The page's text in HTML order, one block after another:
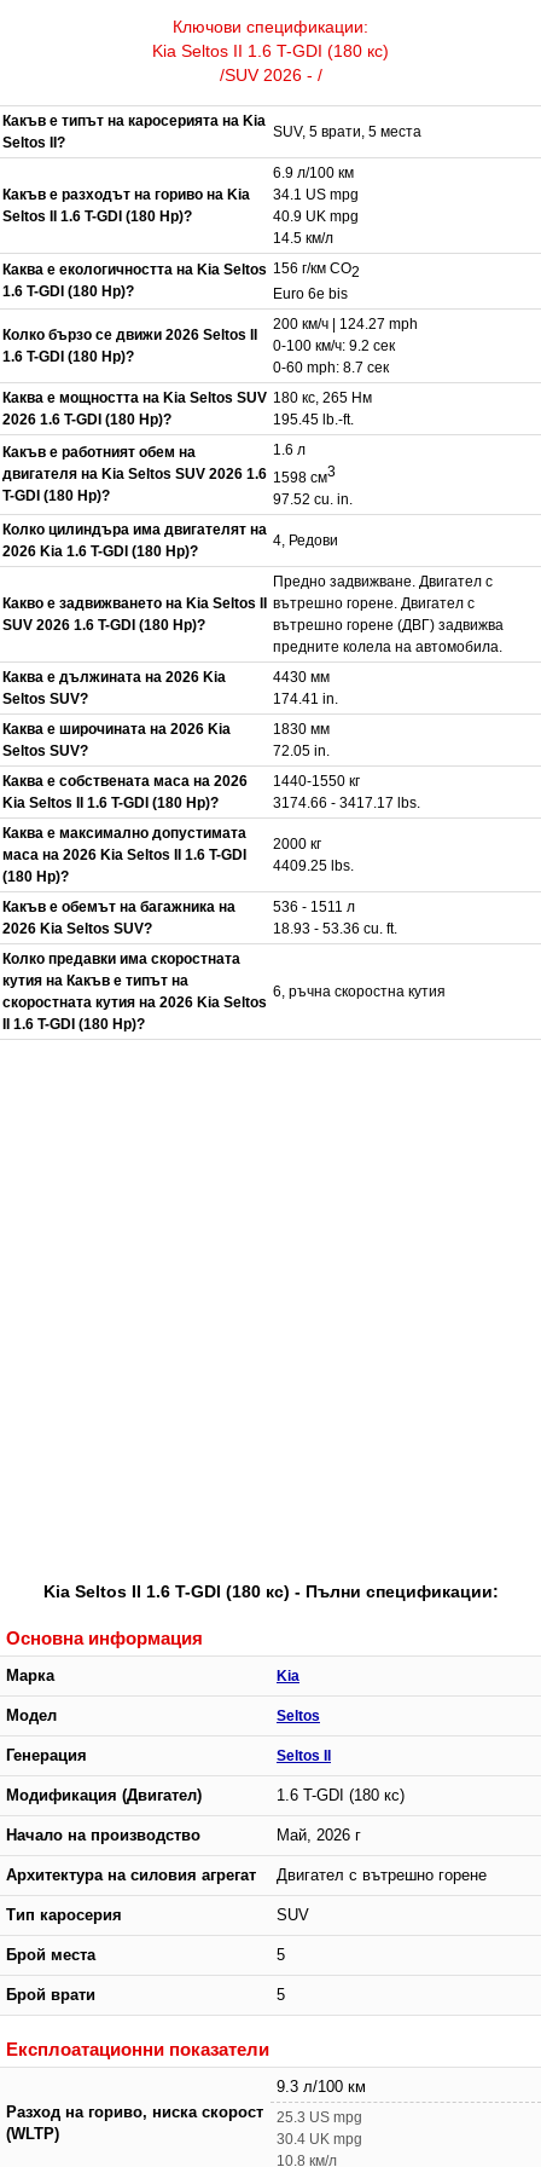
Ключови спецификации:
Kia Seltos II 1.6 T-GDI (180 кс)
/SUV 2026 - /
Какъв е типът на каросерията на Kia
Seltos II?
SUV, 5 врати, 5 места
Какъв е разходът на гориво на Kia
Seltos II 1.6 T-GDI (180 Hp)?
6.9 л/100 км
34.1 US mpg
40.9 UK mpg
14.5 км/л
Каква е екологичността на Kia Seltos
1.6 T-GDI (180 Hp)?
156 г/км CO2
Euro 6e bis
Колко бързо се движи 2026 Seltos II
1.6 T-GDI (180 Hp)?
200 км/ч | 124.27 mph
0-100 км/ч: 9.2 сек
0-60 mph: 8.7 сек
Каква е мощността на Kia Seltos SUV
2026 1.6 T-GDI (180 Hp)?
180 кс, 265 Нм
195.45 lb.-ft.
Какъв е работният обем на
двигателя на Kia Seltos SUV 2026 1.6
T-GDI (180 Hp)?
1.6 л
1598 см3
97.52 cu. in.
Колко цилиндъра има двигателят на
2026 Kia 1.6 T-GDI (180 Hp)?
4, Редови
Какво е задвижването на Kia Seltos II
SUV 2026 1.6 T-GDI (180 Hp)?
Предно задвижване. Двигател с
вътрешно горене. Двигател с
вътрешно горене (ДВГ) задвижва
предните колела на автомобила.
Каква е дължината на 2026 Kia
Seltos SUV?
4430 мм
174.41 in.
Каква е широчината на 2026 Kia
Seltos SUV?
1830 мм
72.05 in.
Каква е собствената маса на 2026
Kia Seltos II 1.6 T-GDI (180 Hp)?
1440-1550 кг
3174.66 - 3417.17 lbs.
Каква е максимално допустимата
маса на 2026 Kia Seltos II 1.6 T-GDI
(180 Hp)?
2000 кг
4409.25 lbs.
Какъв е обемът на багажника на
2026 Kia Seltos SUV?
536 - 1511 л
18.93 - 53.36 cu. ft.
Колко предавки има скоростната
кутия на Какъв е типът на
скоростната кутия на 2026 Kia Seltos
II 1.6 T-GDI (180 Hp)?
6, ръчна скоростна кутия
Kia Seltos II 1.6 T-GDI (180 кс) - Пълни спецификации:
Основна информация
Марка Kia
Модел Seltos
Генерация Seltos II
Модификация (Двигател) 1.6 T-GDI (180 кс)
Начало на производство Май, 2026 г
Архитектура на силовия агрегат Двигател с вътрешно горене
Тип каросерия SUV
Брой места 5
Брой врати 5
Експлоатационни показатели
Разход на гориво, ниска скорост
(WLTP)
9.3 л/100 км
25.3 US mpg
30.4 UK mpg
10.8 км/л